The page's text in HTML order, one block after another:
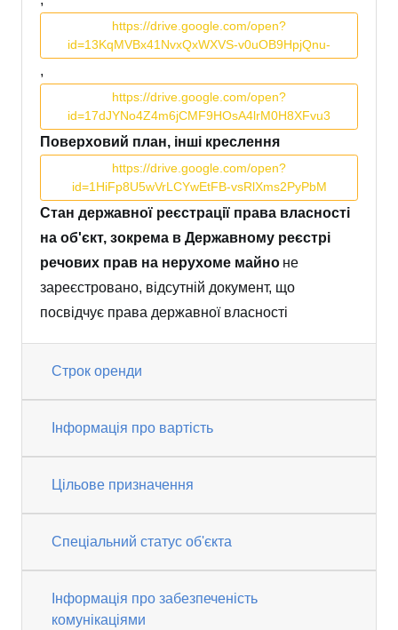
https://drive.google.com/open?
id=13KqMVBx41NvxQxWXVS-v0uOB9HpjQnu-
,
https://drive.google.com/open?
id=17dJYNo4Z4m6jCMF9HOsA4lrM0H8XFvu3
Поверховий план, інші креслення
https://drive.google.com/open?
id=1HiFp8U5wVrLCYwEtFB-vsRlXms2PyPbM
Стан державної реєстрації права власності
на об'єкт, зокрема в Державному реєстрі
речових прав на нерухоме майно не
зареєстровано, відсутній документ, що
посвідчує права державної власності
Строк оренди
Інформація про вартість
Цільове призначення
Спеціальний статус об'єкта
Інформація про забезпеченість
комунікаціями